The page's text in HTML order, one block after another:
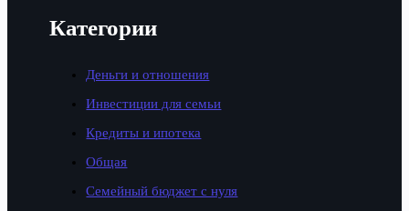
Категории
Деньги и отношения
Инвестиции для семьи
Кредиты и ипотека
Общая
Семейный бюджет с нуля